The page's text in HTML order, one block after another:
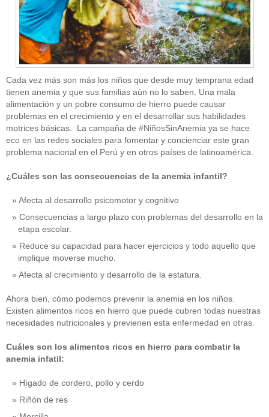
Cada vez más son más los niños que desde muy temprana edad
tienen anemia y que sus familias aún no lo saben. Una mala
alimentación y un pobre consumo de hierro puede causar
problemas en el crecimiento y en el desarrollar sus habilidades
motrices básicas. La campaña de #NiñosSinAnemia ya se hace
eco en las redes sociales para fomentar y concienciar este gran
problema nacional en el Perú y en otros países de latinoamérica.
¿Cuáles son las consecuencias de la anemia infantil?
Afecta al desarrollo psicomotor y cognitivo
Consecuencias a largo plazo con problemas del desarrollo en la
etapa escolar.
Reduce su capacidad para hacer ejercicios y todo aquello que
implique moverse mucho.
Afecta al crecimiento y desarrollo de la estatura.
Ahora bien, cómo podemos prevenir la anemia en los niños.
Existen alimentos ricos en hierro que puede cubren todas nuestras
necesidades nutricionales y previenen esta enfermedad en otras.
Cuáles son los alimentos ricos en hierro para combatir la
anemia infatil:
Hígado de cordero, pollo y cerdo
Riñón de res